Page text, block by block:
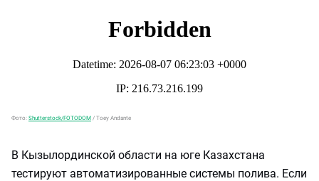
Фото: Shutterstock/FOTODOM / Toey Andante
В Кызылординской области на юге Казахстана
тестируют автоматизированные системы полива. Если